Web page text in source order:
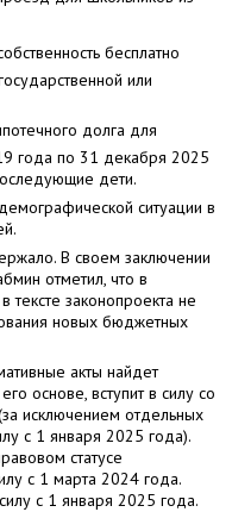
бесплатно
или
долга для
года по 31 декабря 2025
дети.
ситуации в
В своем заключении
отметил, что в
в тексте законопроекта не
новых бюджетных
акты найдет
основе, вступит в силу со
исключением отдельных
с 1 января 2025 года).
статусе
с 1 марта 2024 года.
с 1 января 2025 года.